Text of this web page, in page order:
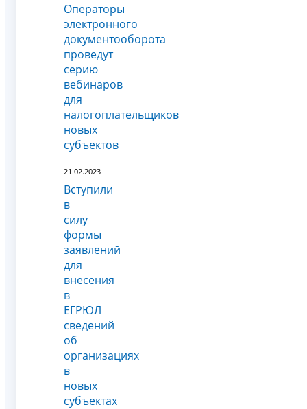
Операторы
электронного
документооборота
проведут
серию
вебинаров
для
налогоплательщиков
новых
субъектов
21.02.2023
Вступили
в
силу
формы
заявлений
для
внесения
в
ЕГРЮЛ
сведений
об
организациях
в
новых
субъектах